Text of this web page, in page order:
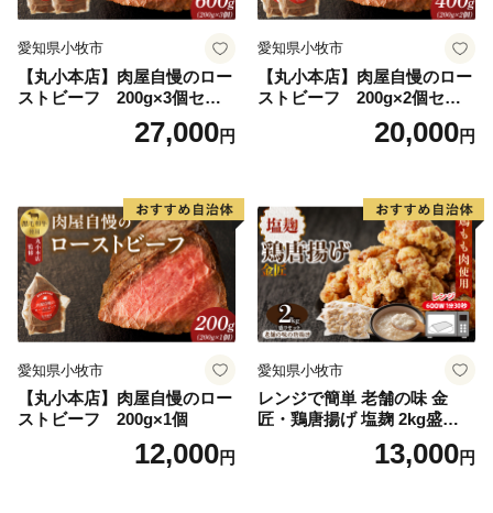
愛知県小牧市
【丸小本店】肉屋自慢のロー
ストビーフ 200g×3個セッ
27,000円
愛知県小牧市
【丸小本店】肉屋自慢のロー
ストビーフ 200g×2個セッ
20,000円
愛知県小牧市
【丸小本店】肉屋自慢のロー
ストビーフ 200g×1個
12,000円
愛知県小牧市
レンジで簡単 老舗の味 金
匠・鶏唐揚げ 塩麹 2kg盛りセ
ット（500g×4袋） からあげ
レンジ 冷凍 調理済み 味付き
13,000円